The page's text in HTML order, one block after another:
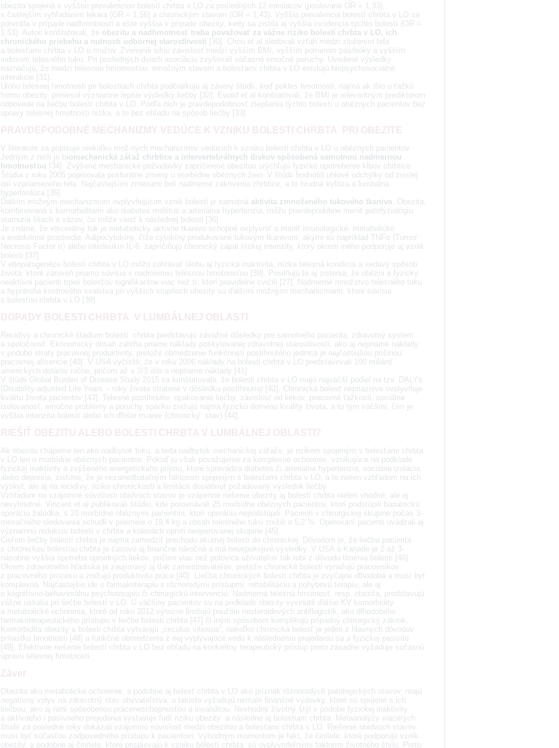
obezita spojená s vyššou prevalenciou bolestí chrbta v LO za posledných 12 mesiacov (poolované OR = 1,33),
s častejším vyhľadaním lekára (OR = 1,56) a chronickým stavom (OR = 1,43). Vyššia prevalencia bolestí chrbta v LO sa
potvrdila v prípade nadhmotnosti a ešte vyššia v prípade obezity, kedy sa zistila aj vyššia incidencia týchto bolestí (OR =
1,53). Autori konštatovali, že obezitu a nadhmotnosť treba považovať za vážne riziko bolestí chrbta v LO, ich
chronického priebehu a nutnosti odbornej starostlivosti [30]. Chou et al sledovali vzťah medzi zložením tela
a bolesťami chrbta v LO u mužov. Zverejnili silnú závislosť medzi vyšším BMI, vyšším pomerom pás/boky a vyšším
indexom telesného tuku. Pri posledných dvoch asociáciu zvyšovali súčasné emočné poruchy. Uvedené výsledky
naznačujú, že medzi telesnou hmotnosťou, emočným stavom a bolesťami chrbta v LO existujú biopsychosociálne
interakcie [31].
Úlohu telesnej hmotnosti pri bolestiach chrbta podčiarkujú aj závery štúdií, keď pokles hmotnosti, najmä ak išlo o ťažkú
formu obezity, priniesol významne lepšie výsledky liečby [32]. Ewald et al konštatovali, že BMI je relevantným prediktorom
odpovede na liečbu bolestí chrbta v LO. Podľa nich je pravdepodobnosť zlepšenia týchto bolestí u obéznych pacientov bez
úpravy telesnej hmotnosti nízka, a to bez ohľadu na spôsob liečby [33].
V literatúre sa popisuje niekoľko mož-ných mechanizmov vedúcich k vzniku bolesti chrbta v LO u obéznych pacientov.
Jedným z nich je biomechanická záťaž chrbtice a intervertebrálnych diskov spôsobená samotnou nadmernou
hmotnosťou [34]. Zvýšené mechanické požiadavky zapríčinené obezitou urýchľujú fyzické opotrebenie kĺbov chrbtice.
Štúdia z roku 2005 popisovala posturálne zmeny u morbídne obéznych žien. V štúdii hodnotili uhlové odchýlky od zvislej
osi vzpriameného tela. Najčastejšími zmenami boli nadmerné zakrivenia chrbtice, a to hrudná kyfóza a lumbálna
hyperlordóza [35].
Ďalším možným mechanizmom ovplyvňujúcim vznik bolesti je samotná aktivita zmnoženého tukového tkaniva . Obezita,
kombinovaná s komorbiditami ako diabetes mellitus a arteriálna hypertenzia, môžu pravdepodobne meniť patofyziológiu
starnutia šliach a väzov, čo môže viesť k následnej bolesti [36].
Je známe, že viscerálny tuk je metabolicky aktívne tkanivo schopné ovplyvniť a meniť imunologické, metabolické
a endokrinné prostredie. Adipocytokíny, čiže cytokíny produkované tukovým tkanivom, akými sú napríklad TNFα (Tumor
Necrosis Factor α) alebo interleukín IL-6, zapríčiňujú chronický zápal nízkej intenzity, ktorý okrem iného podporuje aj vznik
bolesti [37].
V etiopatogenéze bolesti chrbta v LO môžu zohrávať úlohu aj fyzická inaktivita, nízka telesná kondícia a sedavý spôsob
života, ktoré zároveň priamo súvisia s nadmernou telesnou hmotnosťou [38]. Posilňujú to aj zistenia, že obézni a fyzicky
neaktívni pacienti trpeli bolesťou signifikantne viac než tí, ktorí pravidelne cvičili [27]. Nadmerné množstvo telesného tuku
a hypotrofia kostrového svalstva pri vyšších stupňoch obezity sú ďalšími možnými mechanizmami, ktoré súvisia
s bolesťou chrbta v LO [39].
Recidívy a chronické štádium bolesti chrbta predstavujú závažné dôsledky pre samotného pacienta, zdravotný systém
a spoločnosť. Ekonomický dosah zahŕňa priame náklady poskytovanej zdravotnej starostlivosti, ako aj nepriame náklady
v podobe straty pracovnej produktivity, pretože obmedzenie funkčnosti postihnutého jedinca je najčastejšou príčinou
pracovnej absencie [40]. V USA vyčíslili, že v roku 2006 náklady na bolesti chrbta v LO predstavovali 100 miliárd
amerických dolárov ročne, pričom až v 2/3 išlo o nepriame náklady [41].
V štúdii Global Burden of Disease Study 2015 sa konštatovalo, že bolesti chrbta v LO majú najväčší podiel na tzv. DALYs
(Disability-adjusted Life Years – roky života stratené v dôsledku postihnutia) [42]. Chronická bolesť nepriaznivo ovplyvňuje
kvalitu života pacientov [43]. Telesné postihnutie, opakovanie liečby, závislosť od liekov, pracovné ťažkosti, sociálna
izolovanosť, emočne problémy a poruchy spánku znižujú najmä fyzickú doménu kvality života, a to tým väčšmi, čím je
vyššia intenzita bolestí alebo ich dlhšie trvanie (chronický stav) [44].
Ak obezitu chápeme len ako nadbytok tuku, a teda nadbytok mechanickej záťaže, je rizikom spojeným s bolesťami chrbta
v LO len u morbídne obéznych pacientov. Pokiaľ ju však považujeme za komplexné ochorenie, vznikajúce na podklade
fyzickej inaktivity a zvýšeného energetického príjmu, ktoré sprevádza diabetes či arteriálna hypertenzia, sociálna izolácia
alebo depresia, zistíme, že je nezanedbateľným faktorom spojeným s bolesťami chrbta v LO, a to nielen vzhľadom na ich
výskyt, ale aj na recidívy, riziko chronickosti a limitácií dosiahnuť požadovaný výsledok liečby.
Vzhľadom na vzájomné súvislosti obidvoch stavov je vzájomné riešenie obezity aj bolestí chrbta nielen vhodné, ale aj
nevyhnutné. Vincent et al publikovali štúdiu, kde porovnávali 25 morbídne obéznych pacientov, ktorí podstúpili bariatrickú
operáciu žalúdka, s 20 morbídne obéznymi pacientmi, ktorí operáciu nepodstúpili. Pacienti v chirurgickej skupine počas 3-
mesačného sledovania schudli v priemere o 19,4 kg a obsah telesného tuku znížili o 5,2 %. Operovaní pacienti uvádzali aj
významnú redukciu bolestí v chrbte a kolenách oproti neoperovanej skupine [45].
Cieľom liečby bolestí chrbta je najmä zamedziť prechodu akútnej bolesti do chronickej. Dôvodom je, že liečba pacienta
s chronickou bolesťou chrbta je časovo aj finančne náročná a má neuspokojivé výsledky. V USA a Kanade je 2-až 3-
násobne vyššia spotreba opioidných liekov, pričom viac než polovica užívateľov tak robí z dôvodu tlmenia bolesti [46].
Okrem zdravotného hľadiska je zaujímavý aj tlak zamestnávateľov, pretože chronické bolesti vyraďujú pracovníkov
z pracovného procesu a znižujú produktivitu práce [40]. Liečba chronických bolestí chrbta je zvyčajne dlhodobá a musí byť
komplexná. Najčastejšie ide o farmakoterapiu s rôznorodými prístupmi, rehabilitáciu a pohybovú terapiu, ale aj
o kognitívno-behaviorálnu psychoterapiu či chirurgickú intervenciu. Nadmerná telesná hmotnosť, resp. obezita, predstavujú
vážne úskalia pri liečbe bolestí v LO. U väčšiny pacientov sú na podklade obezity vyvinuté ďalšie KV komorbidity
a metabolické ochorenia, ktoré od roku 2012 výrazne limitujú použitie nesteroidových antiflogistík, ako dlhodobého
farmakoterapeutického prístupu v liečbe bolesti chrbta [47] či iným spôsobom komplikujú prípadný chirurgický zákrok.
Komorbidita obezity a bolesti chrbta vytvárajú „circulus vitiosus“, nakoľko chronická bolesť je jeden z hlavných dôvodov
prírastku hmotnosti [48] a funkčné obmedzenia z nej vyplývajúce vedú k následnému prejedaniu sa a fyzickej pasivite
[49]. Efektívne riešenie bolestí chrbta v LO bez ohľadu na konkrétny terapeutický prístup preto zásadne vyžaduje súčasnú
úpravu telesnej hmotnosti.
Obezita ako metabolické ochorenie, a podobne aj bolesť chrbta v LO ako príznak rôznorodých patologických stavov, majú
negatívny vplyv na zdravotný stav obyvateľstva, a takisto vyžadujú nemalé finančné výdavky, ktoré sú spojené s ich
liečbou, ako aj nimi spôsobenou práceneschopnosťou a invaliditou. Nevhodný životný štýl v podobe fyzickej inaktivity
a aktívneho i pasívneho prejedania vystavuje ľudí riziku obezity a následne aj bolestiam chrbta. Metaanalýzy viacerých
štúdií za posledné roky dokázali vzájomnú súvislosť medzi obezitou a bolesťami chrbta v LO. Riešenie obidvoch stavov
musí byť súčasťou zodpovedného prístupu k pacientovi. Výhodným momentom je fakt, že činitele, ktoré podporujú vznik
obezity, a podobne aj činitele, ktoré prispievajú k vzniku bolestí chrbta, sú ovplyvniteľnými faktormi životného štýlu. Preto